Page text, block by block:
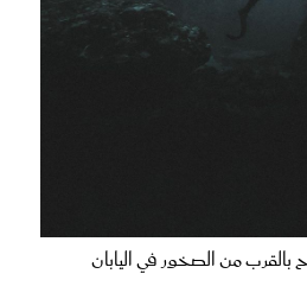
من الصخور في اليابان